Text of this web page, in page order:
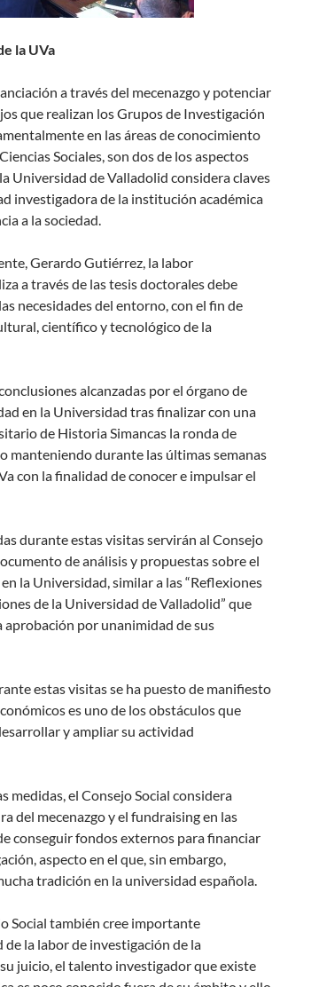
la UVa
a través del mecenazgo y potenciar
que realizan los Grupos de Investigación
en las áreas de conocimiento
Sociales, son dos de los aspectos
Universidad de Valladolid considera claves
investigadora de la institución académica
a la sociedad.
Gerardo Gutiérrez, la labor
a través de las tesis doctorales debe
necesidades del entorno, con el fin de
científico y tecnológico de la
alcanzadas por el órgano de
en la Universidad tras finalizar con una
de Historia Simancas la ronda de
manteniendo durante las últimas semanas
con la finalidad de conocer e impulsar el
durante estas visitas servirán al Consejo
de análisis y propuestas sobre el
la Universidad, similar a las “Reflexiones
de la Universidad de Valladolid” que
aprobación por unanimidad de sus
estas visitas se ha puesto de manifiesto
es uno de los obstáculos que
y ampliar su actividad
medidas, el Consejo Social considera
del mecenazgo y el fundraising en las
conseguir fondos externos para financiar
aspecto en el que, sin embargo,
tradición en la universidad española.
Social también cree importante
la labor de investigación de la
juicio, el talento investigador que existe